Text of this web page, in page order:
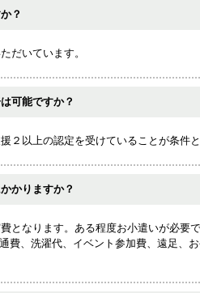
？
だいています。
可能ですか？
２以上の認定を受けていることが条件
かりますか？
となります。ある程度お小遣いが必要
費、洗濯代、イベント参加費、遠足、